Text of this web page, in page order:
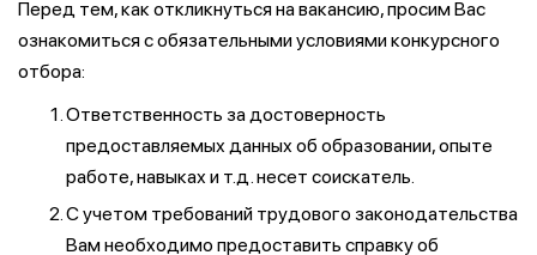
Перед тем, как откликнуться на вакансию, просим Вас
ознакомиться с обязательными условиями конкурсного
отбора:
Ответственность за достоверность
предоставляемых данных об образовании, опыте
работе, навыках и т.д. несет соискатель.
С учетом требований трудового законодательства
Вам необходимо предоставить справку об